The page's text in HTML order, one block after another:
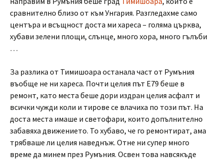
сравнително близо от към Унгария. Разгледахме само
центъра и всъщност доста ми хареса – голяма църква,
хубави зелени площи, слънце, много хора, много гълъби
…
За разлика от Тимишоара останала част от Румъния
въобще не ни хареса. Почти целия път E79 беше в
ремонт, като места беше дори издран целия асфалт и
всички чужди коли и тирове се влачиха по този път. На
доста места имаше и светофари, които допълнително
забавяха движението. То хубаво, че го ремонтират, ама
трябваше ли целия наведнъж. Отне ни супер много
време да минем през Румъния. Освен това навсякъде